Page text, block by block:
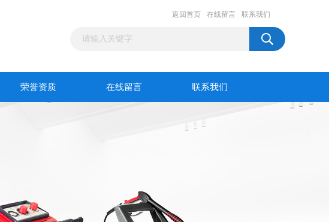
返回首页 在线留言 联系我们
荣誉资质 在线留言 联系我们